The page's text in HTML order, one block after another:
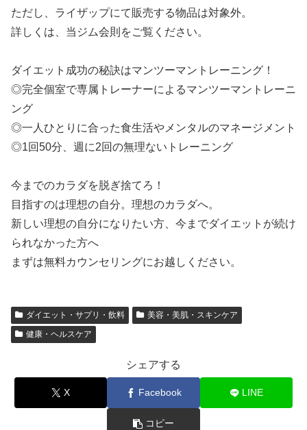
ただし、ライザップにて販売する物品は対象外。
詳しくは、当ジム会則をご覧ください。
ダイエット成功の秘訣はマンツーマントレーニング！
◎完全個室で専属トレーナーによるマンツーマントレーニ
ング
◎一人ひとりに合った食生活やメンタルのマネージメント
◎1回50分、週に2回の無理ないトレーニング
今までのカラダを脱ぎ捨てろ！
目指すのは理想の自分。理想のカラダへ。
新しい理想の自分になりたい方、今までダイエットが続け
られなかった方へ
まずは無料カウンセリングにお越しください。
ダイエット・サプリ・飲料
美容・美肌・スキンケア
健康・ヘルスケア
シェアする
X Facebook LINE
コピー